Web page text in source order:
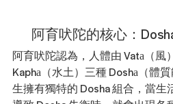
阿育吠陀的核心：
阿育吠陀認為，人體由 Vata（風
Kapha（水土）三種 Dosha（體
生擁有獨特的 Dosha 組合，當